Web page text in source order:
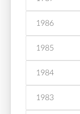
1986
1985
1984
1983